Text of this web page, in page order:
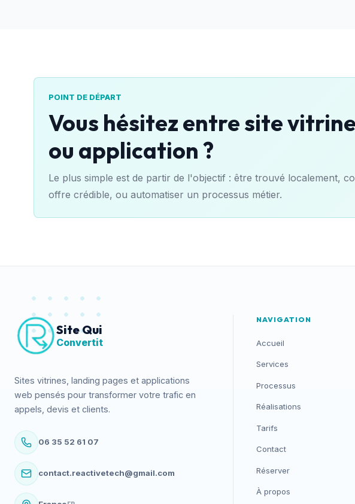
POINT DE DÉPART
Vous hésitez entre site
ou application ?
Le plus simple est de partir de l'objectif : être trouvé localement,
offre crédible, ou automatiser un processus métier.
Site Qui
Convertit
Sites vitrines, landing pages et applications
web pensés pour transformer votre trafic en
appels, devis et clients.
06 35 52 61 07
contact.reactivetech@gmail.com
NAVIGATION
Accueil
Services
Processus
Réalisations
Tarifs
Contact
Réserver
À propos